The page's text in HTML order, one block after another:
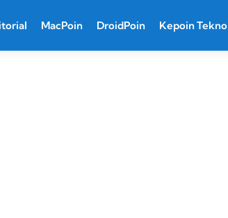
MacPoin DroidPoin Kepoin Tekno